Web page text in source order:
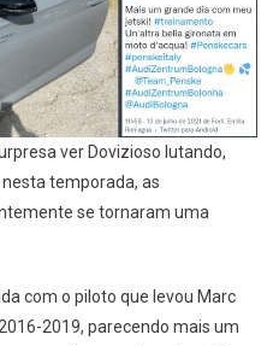
ver Dovizioso lutando,
temporada, as
se tornaram uma
com o piloto que levou Marc
2019, parecendo mais um